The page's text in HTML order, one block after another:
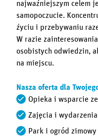
najważniejszym celem
samopoczucie.
życiu i przebywaniu
W razie
osobistych odwiedzin,
na miejscu.
Nasza oferta dla
Opieka i wsparcie
Zajęcia i
Park i ogród zimowy